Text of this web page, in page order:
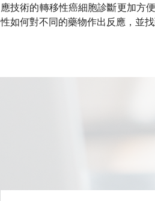
應技術的轉移性癌細胞診斷更加方
性如何對不同的藥物作出反應，並找